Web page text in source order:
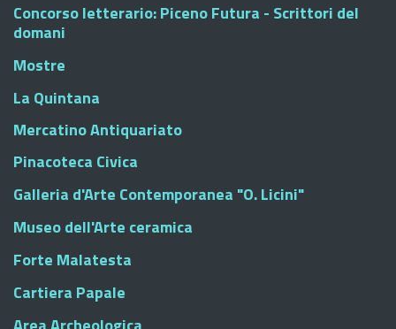
Concorso letterario: Piceno Futura - Scrittori del
domani
Mostre
La Quintana
Mercatino Antiquariato
Pinacoteca Civica
Galleria d'Arte Contemporanea "O. Licini"
Museo dell'Arte ceramica
Forte Malatesta
Cartiera Papale